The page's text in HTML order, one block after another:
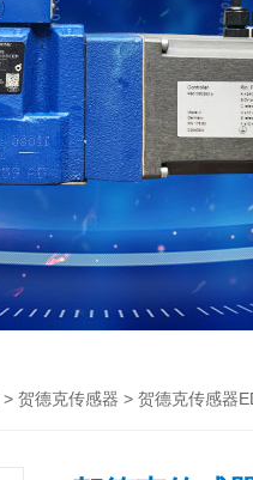
> 贺德克传感器 > 贺德克传感器